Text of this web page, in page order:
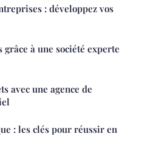
: développez vos
à une société experte
avec une agence de
: les clés pour réussir en